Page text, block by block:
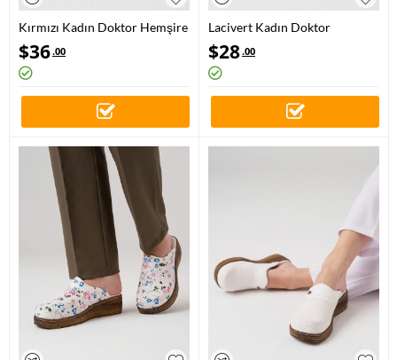
Kırmızı Kadın Doktor Hemşire
Medikal Gold Fit Hakiki Deri
Sabo Terlik
$36.00
Lacivert Kadın Doktor
Hemşire Medikal VivaColor
Sabo Terlik
$28.00